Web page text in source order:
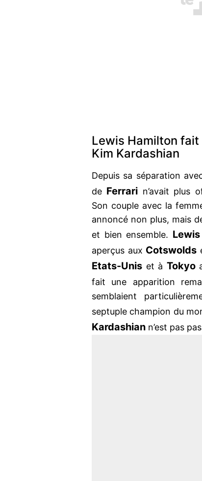
Lewis Hamilton
Kim Kardashian
Depuis sa séparation
de Ferrari n’avait plus
Son couple avec la
annoncé non plus, mais
et bien ensemble.
aperçus aux Cotswolds
Etats-Unis et à Tokyo
fait une apparition
semblaient
septuple champion du
Kardashian n’est pas